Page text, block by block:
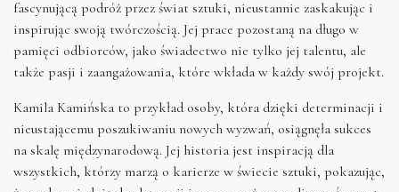
fascynującą podróż przez świat sztuki, nieustannie zaskakując i
inspirując swoją twórczością. Jej prace pozostaną na długo w
pamięci odbiorców, jako świadectwo nie tylko jej talentu, ale
także pasji i zaangażowania, które wkłada w każdy swój projekt.
Kamila Kamińska to przykład osoby, która dzięki determinacji i
nieustającemu poszukiwaniu nowych wyzwań, osiągnęła sukces
na skalę międzynarodową. Jej historia jest inspiracją dla
wszystkich, którzy marzą o karierze w świecie sztuki, pokazując,